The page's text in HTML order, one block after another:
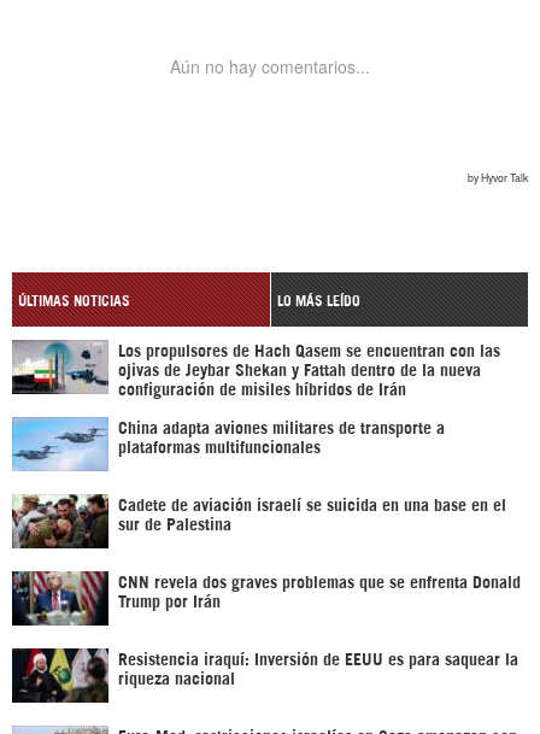
ÚLTIMAS NOTICIAS LO MÁS LEÍDO
Los propulsores de Hach Qasem se encuentran con las
ojivas de Jeybar Shekan y Fattah dentro de la nueva
configuración de misiles híbridos de Irán
China adapta aviones militares de transporte a
plataformas multifuncionales
Cadete de aviación israelí se suicida en una base en el
sur de Palestina
CNN revela dos graves problemas que se enfrenta Donald
Trump por Irán
Resistencia iraquí: Inversión de EEUU es para saquear la
riqueza nacional